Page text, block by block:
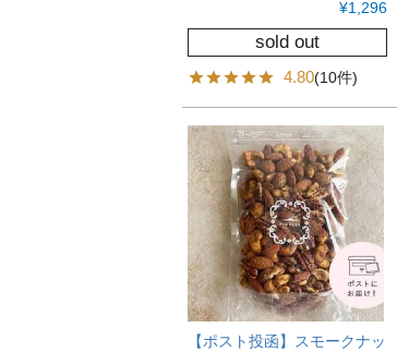
¥1,296
sold out
4.80(10件)
【ポスト投函】スモークナッ